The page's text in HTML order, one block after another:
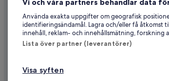
Vi och våra partners behandlar data
Använda exakta uppgifter om geografisk
identifieringsändamål. Lagra och/eller få åtkomst
innehåll, reklam- och innehållsmätning,
Lista över partner (leverantörer)
Visa syften